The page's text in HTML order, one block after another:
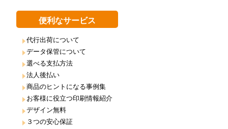
便利なサービス
代行出荷について
データ保管について
選べる支払方法
法人後払い
商品のヒントになる事例集
お客様に役立つ印刷情報紹介
デザイン無料
３つの安心保証